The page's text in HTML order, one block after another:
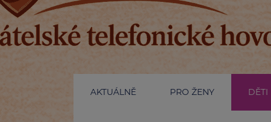
AKTUÁLNĚ PRO ŽENY DĚTI